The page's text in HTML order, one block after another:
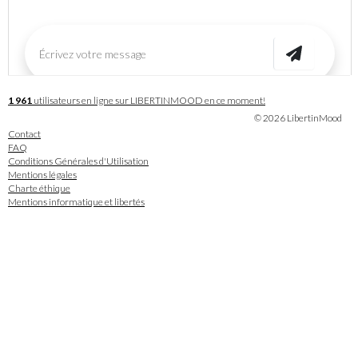
1 961 utilisateurs en ligne sur LIBERTINMOOD en ce moment!
© 2026 LibertinMood
Contact
FAQ
Conditions Générales d'Utilisation
Mentions légales
Charte éthique
Mentions informatique et libertés